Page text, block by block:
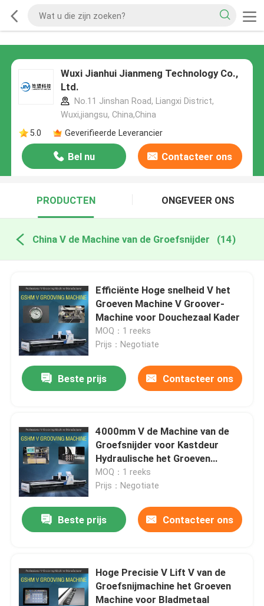
Wuxi Jianhui Jianmeng Technology Co.,
Ltd.
No.11 Jinshan Road, Liangxi District,
Wuxi,jiangsu, China,China
5.0
Geverifieerde Leverancier
Bel nu Contacteer ons
PRODUCTEN ONGEVEER ONS
China V de Machine van de Groefsnijder (14)
Efficiënte Hoge snelheid V het
Groeven Machine V Groover-
Machine voor Douchezaal Kader
MOQ：1 reeks
Prijs：Negotiate
Beste prijs Contacteer ons
4000mm V de Machine van de
Groefsnijder voor Kastdeur
Hydraulische het Groeven
Machine V Type
MOQ：1 reeks
Prijs：Negotiate
Beste prijs Contacteer ons
Hoge Precisie V Lift V van de
Groefsnijmachine het Groeven
Machine voor Bladmetaal